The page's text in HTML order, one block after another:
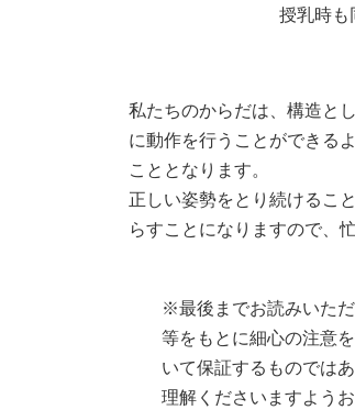
授乳時も
私たちのからだは、構造と
に動作を行うことができる
こととなります。
正しい姿勢をとり続けるこ
らすことになりますので、
※最後までお読みいた
等をもとに細心の注意
いて保証するものでは
理解くださいますよう